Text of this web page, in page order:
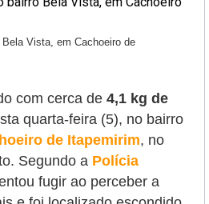
Bela Vista, em Cachoeiro de
com cerca de 4,1 kg de
quarta-feira (5), no bairro
de Itapemirim, no
Segundo a Polícia
fugir ao perceber a